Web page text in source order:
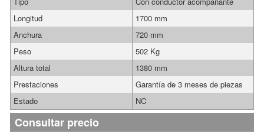
Longitud
1700 mm
Anchura
720 mm
Peso
502 Kg
Altura total
1380 mm
Prestaciones
Garantía de 3 meses de piezas
Estado
NC
Consultar precio